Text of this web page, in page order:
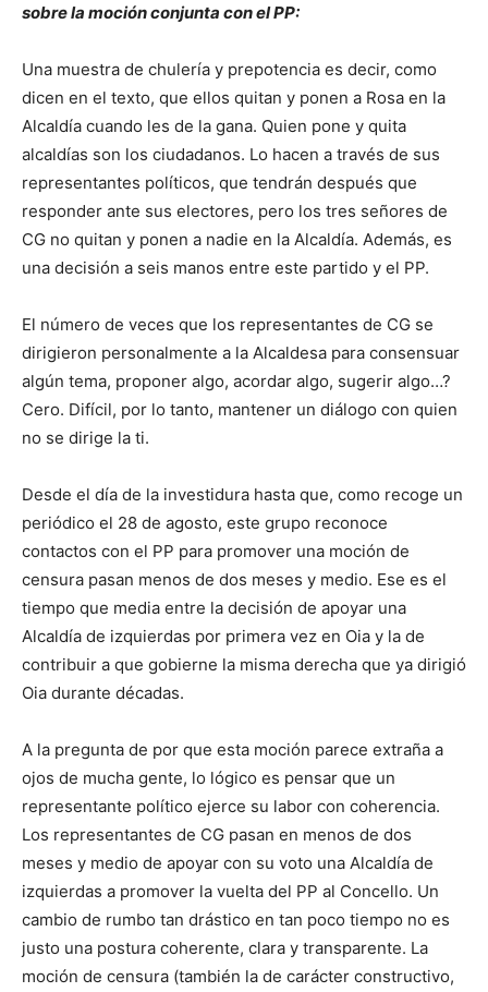
sobre la moción conjunta con el PP:
Una muestra de chulería y prepotencia es decir, como
dicen en el texto, que ellos quitan y ponen a Rosa en la
Alcaldía cuando les de la gana. Quien pone y quita
alcaldías son los ciudadanos. Lo hacen a través de sus
representantes políticos, que tendrán después que
responder ante sus electores, pero los tres señores de
CG no quitan y ponen a nadie en la Alcaldía. Además, es
una decisión a seis manos entre este partido y el PP.
El número de veces que los representantes de CG se
dirigieron personalmente a la Alcaldesa para consensuar
algún tema, proponer algo, acordar algo, sugerir algo…?
Cero. Difícil, por lo tanto, mantener un diálogo con quien
no se dirige la ti.
Desde el día de la investidura hasta que, como recoge un
periódico el 28 de agosto, este grupo reconoce
contactos con el PP para promover una moción de
censura pasan menos de dos meses y medio. Ese es el
tiempo que media entre la decisión de apoyar una
Alcaldía de izquierdas por primera vez en Oia y la de
contribuir a que gobierne la misma derecha que ya dirigió
Oia durante décadas.
A la pregunta de por que esta moción parece extraña a
ojos de mucha gente, lo lógico es pensar que un
representante político ejerce su labor con coherencia.
Los representantes de CG pasan en menos de dos
meses y medio de apoyar con su voto una Alcaldía de
izquierdas a promover la vuelta del PP al Concello. Un
cambio de rumbo tan drástico en tan poco tiempo no es
justo una postura coherente, clara y transparente. La
moción de censura (también la de carácter constructivo,